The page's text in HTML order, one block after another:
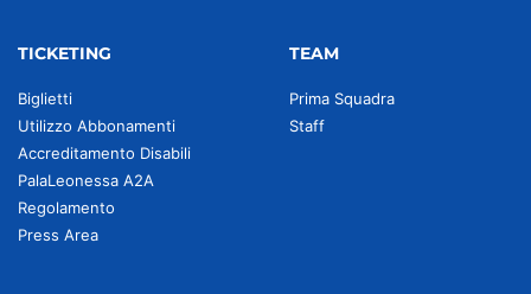
TICKETING
Biglietti
Utilizzo Abbonamenti
Accreditamento Disabili
PalaLeonessa A2A
Regolamento
Press Area
TEAM
Prima Squadra
Staff